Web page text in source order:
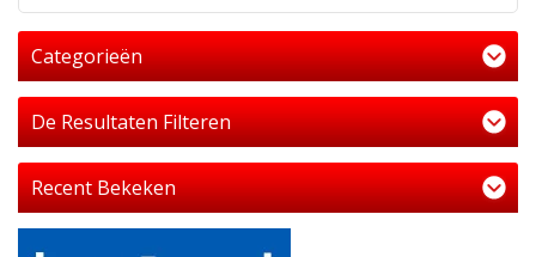
Categorieën
De Resultaten Filteren
Recent Bekeken